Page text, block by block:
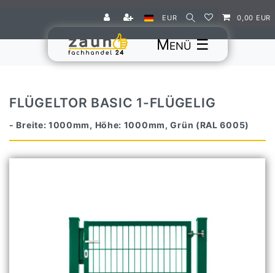
EUR 0,00 EUR
☰
FLÜGELTOR BASIC 1-FLÜGELIG
- Breite: 1000mm, Höhe: 1000mm, Grün (RAL 6005)